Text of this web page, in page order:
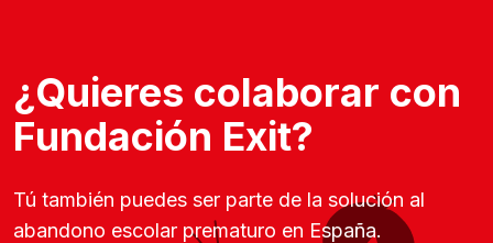
¿Quieres colaborar con
Fundación Exit?
Tú también puedes ser parte de la solución al
abandono escolar prematuro en España.